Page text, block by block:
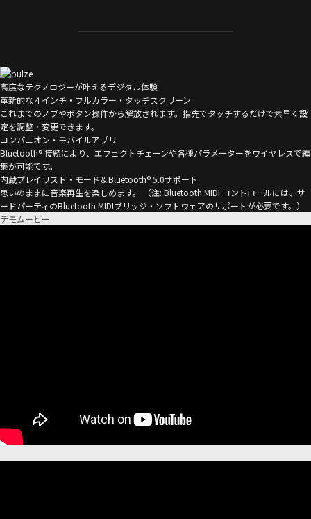
高度なテクノロジーが叶えるデジタル体験
革新的な４インチ・フルカラー・タッチスクリーン
これまでのノブやボタン操作から解放されます。指先でタッチするだけで素早く設
定を調整・変更できます。
コンパニオン・モバイルアプリ
Bluetooth® 接続により、エフェクトチェーンや各種パラメーターをワイヤレスで編
集が可能です。
内蔵プレイリスト・モード＆Bluetooth® 5.0サポート
思いのままに音楽再生を楽しめます。 （注: Bluetooth MIDI コントロールには、サ
ードパーティのBluetooth MIDIブリッジ・ソフトウェアのサポートが必要です。）
デモムービー